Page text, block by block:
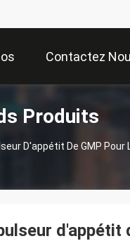
Contactez
Produits
D'appétit De GMP Pour
d'appétit